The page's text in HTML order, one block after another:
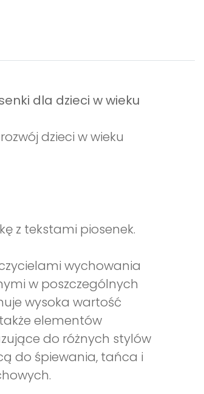
dla dzieci w wieku
dzieci w wieku
z tekstami piosenek.
wychowania
w poszczególnych
wysoka wartość
elementów
do różnych stylów
do śpiewania, tańca i